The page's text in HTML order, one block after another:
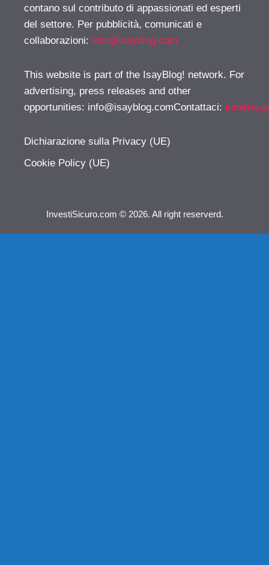
contano sul contributo di appassionati ed esperti
del settore. Per pubblicità, comunicati e
collaborazioni: info@isayblog.com
This website is part of the IsayBlog! network. For
advertising, press releases and other
opportunities: info@isayblog.comContattaci:
Dichiarazione sulla Privacy (UE)
Cookie Policy (UE)
InvestiSicuro.com © 2026. All right reserverd.